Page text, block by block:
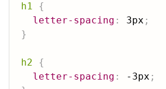
h1
{
letter-spacing : 3px ;
}
h2
{
letter-spacing : -3px ;